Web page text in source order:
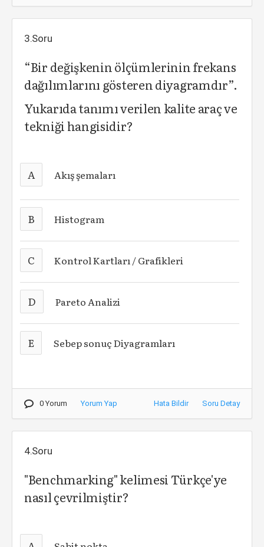
3.Soru
“Bir değişkenin ölçümlerinin frekans
dağılımlarını gösteren diyagramdır”.
Yukarıda tanımı verilen kalite araç ve
tekniği hangisidir?
A Akış şemaları
B Histogram
C Kontrol Kartları / Grafikleri
D Pareto Analizi
E Sebep sonuç Diyagramları
0 Yorum Yorum Yap Hata Bildir Soru Detay
4.Soru
"Benchmarking" kelimesi Türkçe'ye
nasıl çevrilmiştir?